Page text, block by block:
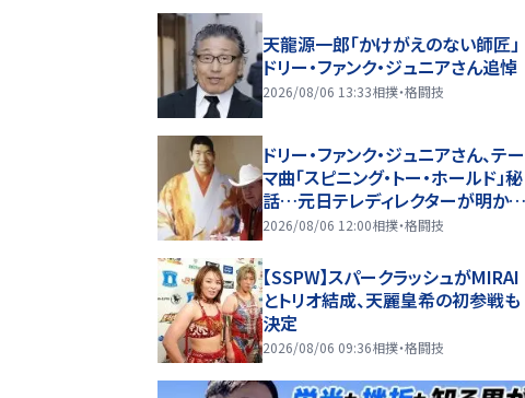
天龍源一郎「かけがえのない師匠」
ドリー・ファンク・ジュニアさん追悼
2026/08/06 13:33相撲・格闘技
ドリー・ファンク・ジュニアさん、テー
マ曲「スピニング・トー・ホールド」秘
話…元日テレディレクターが明かす
「僕が判断して黙って流しました」
2026/08/06 12:00相撲・格闘技
【SSPW】スパークラッシュがMIRAI
とトリオ結成、天麗皇希の初参戦も
決定
2026/08/06 09:36相撲・格闘技